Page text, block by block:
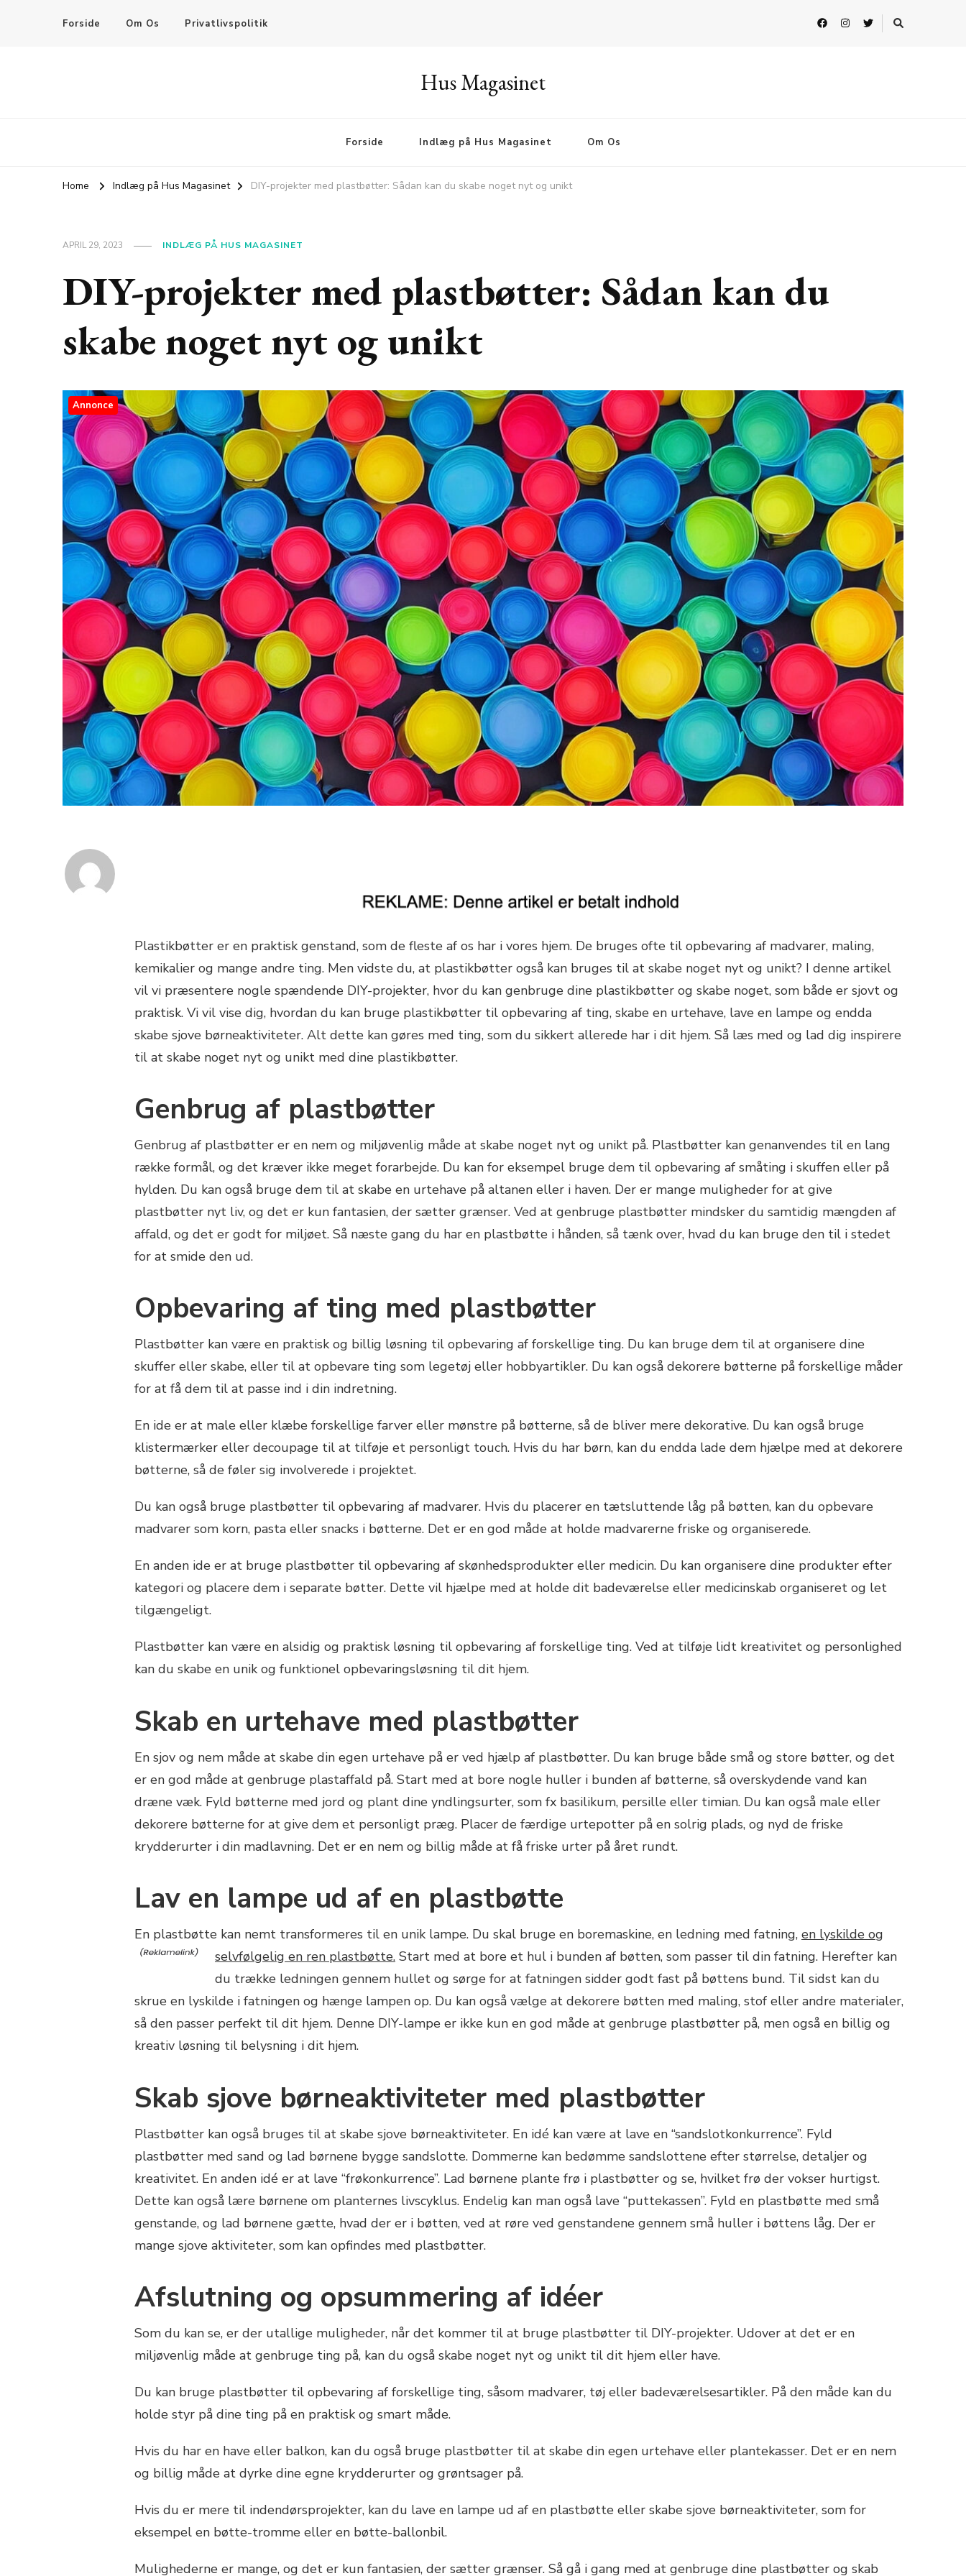
Forside Om Os Privatlivspolitik
Hus Magasinet
Forside Indlæg på Hus Magasinet Om Os
Home Indlæg på Hus Magasinet DIY-projekter med plastbøtter: Sådan kan du skabe noget nyt og unikt
APRIL 29, 2023 INDLÆG PÅ HUS MAGASINET
DIY-projekter med plastbøtter: Sådan kan du
skabe noget nyt og unikt
Annonce
Plastikbøtter er en praktisk genstand, som de fleste af os har i vores hjem. De bruges ofte til opbevaring af madvarer, maling,
kemikalier og mange andre ting. Men vidste du, at plastikbøtter også kan bruges til at skabe noget nyt og unikt? I denne artikel
vil vi præsentere nogle spændende DIY-projekter, hvor du kan genbruge dine plastikbøtter og skabe noget, som både er sjovt og
praktisk. Vi vil vise dig, hvordan du kan bruge plastikbøtter til opbevaring af ting, skabe en urtehave, lave en lampe og endda
skabe sjove børneaktiviteter. Alt dette kan gøres med ting, som du sikkert allerede har i dit hjem. Så læs med og lad dig inspirere
til at skabe noget nyt og unikt med dine plastikbøtter.
Genbrug af plastbøtter
Genbrug af plastbøtter er en nem og miljøvenlig måde at skabe noget nyt og unikt på. Plastbøtter kan genanvendes til en lang
række formål, og det kræver ikke meget forarbejde. Du kan for eksempel bruge dem til opbevaring af småting i skuffen eller på
hylden. Du kan også bruge dem til at skabe en urtehave på altanen eller i haven. Der er mange muligheder for at give
plastbøtter nyt liv, og det er kun fantasien, der sætter grænser. Ved at genbruge plastbøtter mindsker du samtidig mængden af
affald, og det er godt for miljøet. Så næste gang du har en plastbøtte i hånden, så tænk over, hvad du kan bruge den til i stedet
for at smide den ud.
Opbevaring af ting med plastbøtter
Plastbøtter kan være en praktisk og billig løsning til opbevaring af forskellige ting. Du kan bruge dem til at organisere dine
skuffer eller skabe, eller til at opbevare ting som legetøj eller hobbyartikler. Du kan også dekorere bøtterne på forskellige måder
for at få dem til at passe ind i din indretning.
En ide er at male eller klæbe forskellige farver eller mønstre på bøtterne, så de bliver mere dekorative. Du kan også bruge
klistermærker eller decoupage til at tilføje et personligt touch. Hvis du har børn, kan du endda lade dem hjælpe med at dekorere
bøtterne, så de føler sig involverede i projektet.
Du kan også bruge plastbøtter til opbevaring af madvarer. Hvis du placerer en tætsluttende låg på bøtten, kan du opbevare
madvarer som korn, pasta eller snacks i bøtterne. Det er en god måde at holde madvarerne friske og organiserede.
En anden ide er at bruge plastbøtter til opbevaring af skønhedsprodukter eller medicin. Du kan organisere dine produkter efter
kategori og placere dem i separate bøtter. Dette vil hjælpe med at holde dit badeværelse eller medicinskab organiseret og let
tilgængeligt.
Plastbøtter kan være en alsidig og praktisk løsning til opbevaring af forskellige ting. Ved at tilføje lidt kreativitet og personlighed
kan du skabe en unik og funktionel opbevaringsløsning til dit hjem.
Skab en urtehave med plastbøtter
En sjov og nem måde at skabe din egen urtehave på er ved hjælp af plastbøtter. Du kan bruge både små og store bøtter, og det
er en god måde at genbruge plastaffald på. Start med at bore nogle huller i bunden af bøtterne, så overskydende vand kan
dræne væk. Fyld bøtterne med jord og plant dine yndlingsurter, som fx basilikum, persille eller timian. Du kan også male eller
dekorere bøtterne for at give dem et personligt præg. Placer de færdige urtepotter på en solrig plads, og nyd de friske
krydderurter i din madlavning. Det er en nem og billig måde at få friske urter på året rundt.
Lav en lampe ud af en plastbøtte
En plastbøtte kan nemt transformeres til en unik lampe. Du skal bruge en boremaskine, en ledning med fatning, en lyskilde og
selvfølgelig en ren plastbøtte. Start med at bore et hul i bunden af bøtten, som passer til din fatning. Herefter kan
du trække ledningen gennem hullet og sørge for at fatningen sidder godt fast på bøttens bund. Til sidst kan du
skrue en lyskilde i fatningen og hænge lampen op. Du kan også vælge at dekorere bøtten med maling, stof eller andre materialer,
så den passer perfekt til dit hjem. Denne DIY-lampe er ikke kun en god måde at genbruge plastbøtter på, men også en billig og
kreativ løsning til belysning i dit hjem.
Skab sjove børneaktiviteter med plastbøtter
Plastbøtter kan også bruges til at skabe sjove børneaktiviteter. En idé kan være at lave en “sandslotkonkurrence”. Fyld
plastbøtter med sand og lad børnene bygge sandslotte. Dommerne kan bedømme sandslottene efter størrelse, detaljer og
kreativitet. En anden idé er at lave “frøkonkurrence”. Lad børnene plante frø i plastbøtter og se, hvilket frø der vokser hurtigst.
Dette kan også lære børnene om planternes livscyklus. Endelig kan man også lave “puttekassen”. Fyld en plastbøtte med små
genstande, og lad børnene gætte, hvad der er i bøtten, ved at røre ved genstandene gennem små huller i bøttens låg. Der er
mange sjove aktiviteter, som kan opfindes med plastbøtter.
Afslutning og opsummering af idéer
Som du kan se, er der utallige muligheder, når det kommer til at bruge plastbøtter til DIY-projekter. Udover at det er en
miljøvenlig måde at genbruge ting på, kan du også skabe noget nyt og unikt til dit hjem eller have.
Du kan bruge plastbøtter til opbevaring af forskellige ting, såsom madvarer, tøj eller badeværelsesartikler. På den måde kan du
holde styr på dine ting på en praktisk og smart måde.
Hvis du har en have eller balkon, kan du også bruge plastbøtter til at skabe din egen urtehave eller plantekasser. Det er en nem
og billig måde at dyrke dine egne krydderurter og grøntsager på.
Hvis du er mere til indendørsprojekter, kan du lave en lampe ud af en plastbøtte eller skabe sjove børneaktiviteter, som for
eksempel en bøtte-tromme eller en bøtte-ballonbil.
Mulighederne er mange, og det er kun fantasien, der sætter grænser. Så gå i gang med at genbruge dine plastbøtter og skab